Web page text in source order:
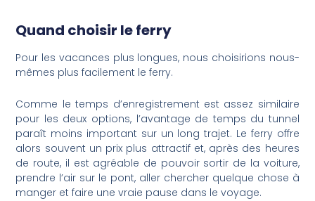
Quand choisir le ferry
Pour les vacances plus longues, nous choisirions nous-
mêmes plus facilement le ferry.
Comme le temps d’enregistrement est assez similaire
pour les deux options, l’avantage de temps du tunnel
paraît moins important sur un long trajet. Le ferry offre
alors souvent un prix plus attractif et, après des heures
de route, il est agréable de pouvoir sortir de la voiture,
prendre l’air sur le pont, aller chercher quelque chose à
manger et faire une vraie pause dans le voyage.